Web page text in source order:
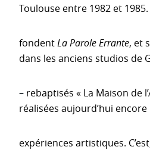
Toulouse entre 1982 et
fondentLa Parole Errante, et
dans les anciens studios de
– rebaptisés « La Maison de
réalisées aujourd’hui
expériences artistiques.